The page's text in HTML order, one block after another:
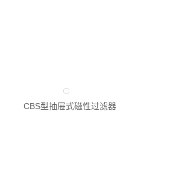
CBS型抽屉式磁性过滤器